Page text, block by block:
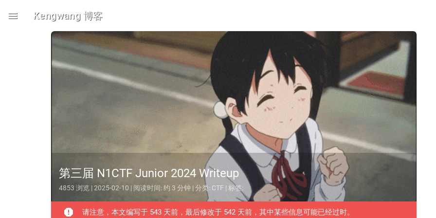
menu Kengwang 博客
第三届 N1CTF Junior 2024 Writeup
4853 浏览 | 2025-02-10 | 阅读时间: 约 3 分钟 | 分类: CTF | 标签:
report 请注意，本文编写于 543 天前，最后修改于 542 天前，其中某些信息可能已经过时。